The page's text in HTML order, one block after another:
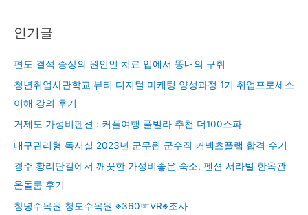
인기글
편도 결석 증상의 원인인 치료 입에서 똥내의 구취
청년취업사관학교 뷰티 디지털 마케팅 양성과정 1기 취업프로세스
이해 강의 후기
거제도 가성비펜션 : 커플여행 풀빌라 추천 더100스파
대구관리형 독서실 2023년 군무원 군수직 커넥츠플랩 합격 수기
경주 황리단길에서 깨끗한 가성비좋은 숙소, 펜션 서라벌 한옥관
온돌룸 후기
창녕수목원 청도수목원 ※360☞VR※조사